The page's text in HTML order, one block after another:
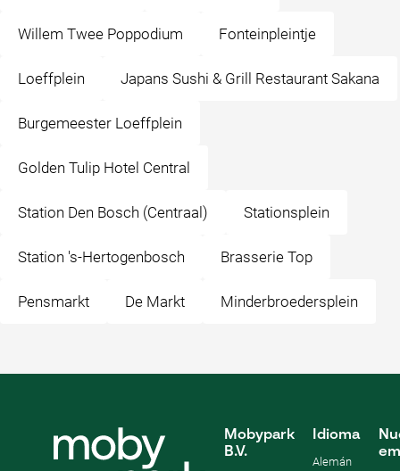
Willem Twee Poppodium Fonteinpleintje
Loeffplein Japans Sushi & Grill Restaurant Sakana
Burgemeester Loeffplein
Golden Tulip Hotel Central
Station Den Bosch (Centraal) Stationsplein
Station 's-Hertogenbosch Brasserie Top
Pensmarkt De Markt Minderbroedersplein
Mobypark
B.V.
Idioma
Alemán